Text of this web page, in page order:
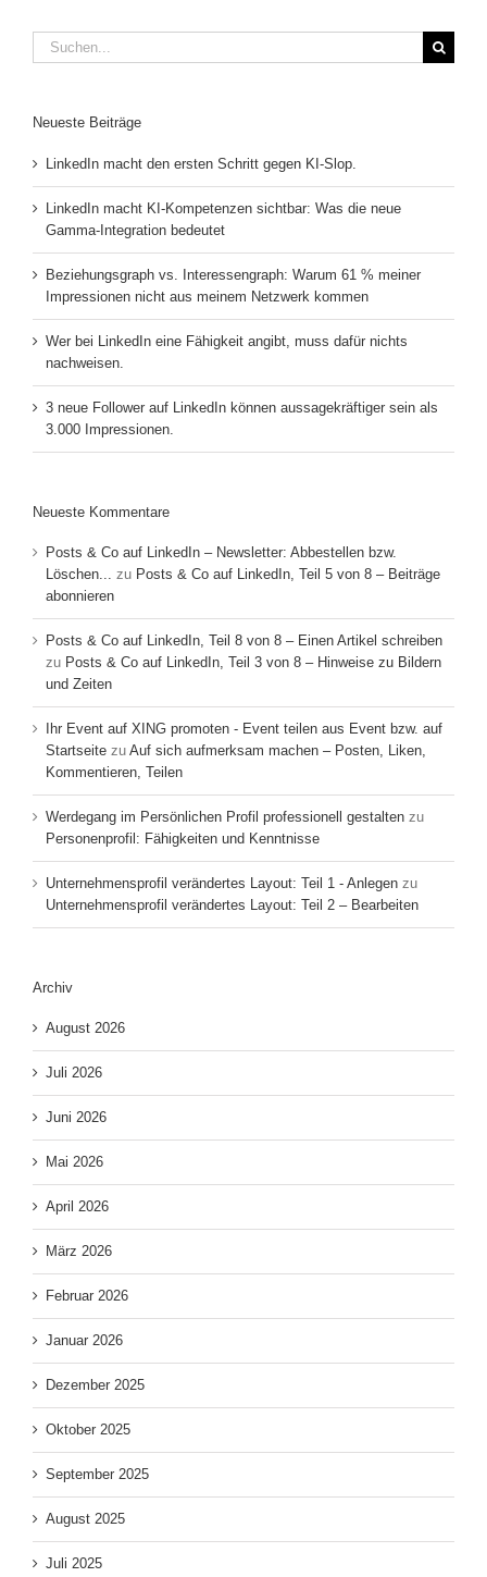
Suche
nach:
Neueste Beiträge
LinkedIn macht den ersten Schritt gegen KI-Slop.
LinkedIn macht KI-Kompetenzen sichtbar: Was die neue
Gamma-Integration bedeutet
Beziehungsgraph vs. Interessengraph: Warum 61 % meiner
Impressionen nicht aus meinem Netzwerk kommen
Wer bei LinkedIn eine Fähigkeit angibt, muss dafür nichts
nachweisen.
3 neue Follower auf LinkedIn können aussagekräftiger sein als
3.000 Impressionen.
Neueste Kommentare
Posts & Co auf LinkedIn – Newsletter: Abbestellen bzw.
Löschen...
zu Posts & Co auf LinkedIn, Teil 5 von 8 – Beiträge
abonnieren
Posts & Co auf LinkedIn, Teil 8 von 8 – Einen Artikel schreiben
zu Posts & Co auf LinkedIn, Teil 3 von 8 – Hinweise zu Bildern
und Zeiten
Ihr Event auf XING promoten - Event teilen aus Event bzw. auf
Startseite zu Auf sich aufmerksam machen – Posten, Liken,
Kommentieren, Teilen
Werdegang im Persönlichen Profil professionell gestalten zu
Personenprofil: Fähigkeiten und Kenntnisse
Unternehmensprofil verändertes Layout: Teil 1 - Anlegen zu
Unternehmensprofil verändertes Layout: Teil 2 – Bearbeiten
Archiv
August 2026
Juli 2026
Juni 2026
Mai 2026
April 2026
März 2026
Februar 2026
Januar 2026
Dezember 2025
Oktober 2025
September 2025
August 2025
Juli 2025